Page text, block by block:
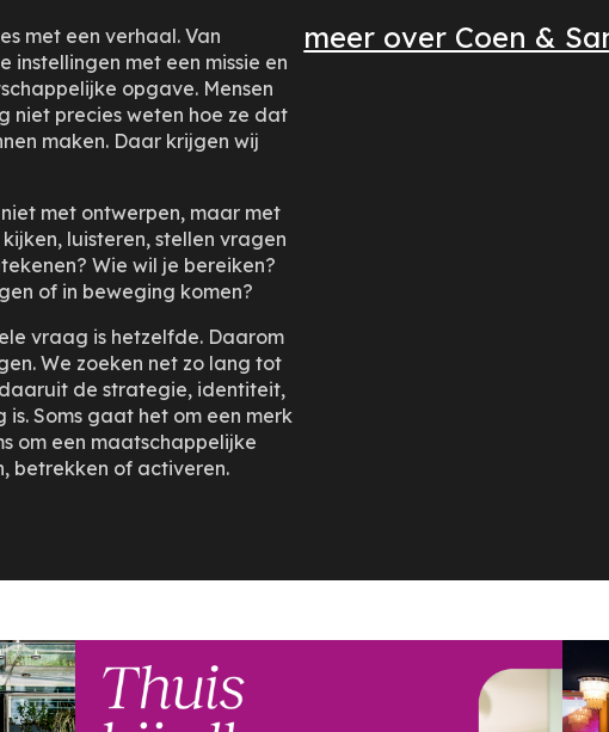
met een verhaal. Van
instellingen met een missie en
opgave. Mensen
niet precies weten hoe ze dat
maken. Daar krijgen wij
met ontwerpen, maar met
luisteren, stellen vragen
Wie wil je bereiken?
of in beweging komen?
vraag is hetzelfde. Daarom
We zoeken net zo lang tot
de strategie, identiteit,
Soms gaat het om een merk
om een maatschappelijke
betrekken of activeren.
meer over Coen &